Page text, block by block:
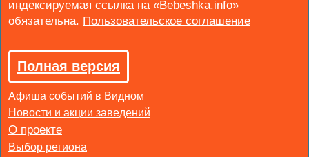
индексируемая ссылка на «Bebeshka.info»
обязательна.
Полная версия
Афиша событий в Видном
Новости и акции заведений
Выбор региона